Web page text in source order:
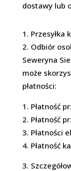
dostawy lub
Przesyłka
Odbiór
Seweryna
może
płatności:
Płatność
Płatność
Płatności
Płatność
3.